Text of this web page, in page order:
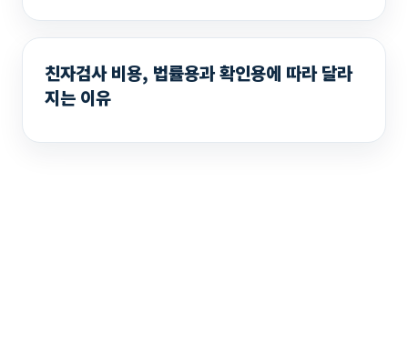
친자검사 비용, 법률용과 확인용에 따라 달라
지는 이유